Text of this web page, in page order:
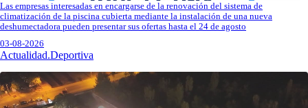
Las empresas interesadas en encargarse de la renovación del sistema de
climatización de la piscina cubierta mediante la instalación de una nueva
deshumectadora pueden presentar sus ofertas hasta el 24 de agosto
03-08-2026
Actualidad.Deportiva